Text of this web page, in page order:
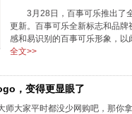
3月28日，百事可乐推出了
更新。百事可乐全新标志和品
感和易识别的百事可乐形象，以
全文>>
，变得更显眼了
师大家平时都没少网购吧，那你